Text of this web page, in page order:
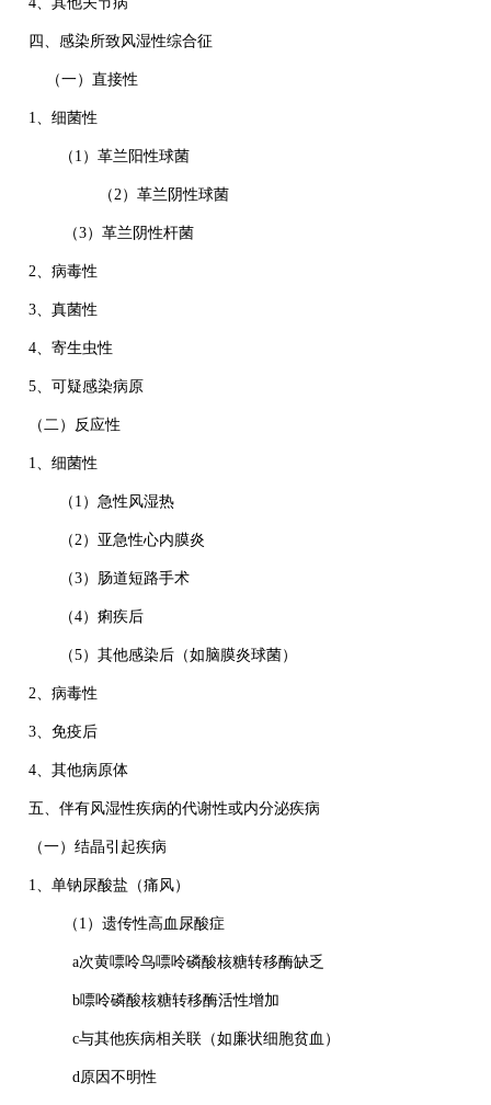
四、感染所致风湿性综合征
（一）直接性
1、细菌性
（1）革兰阳性球菌
（2）革兰阴性球菌
（3）革兰阴性杆菌
2、病毒性
3、真菌性
4、寄生虫性
5、可疑感染病原
（二）反应性
1、细菌性
（1）急性风湿热
（2）亚急性心内膜炎
（3）肠道短路手术
（4）痢疾后
（5）其他感染后（如脑膜炎球菌）
2、病毒性
3、免疫后
4、其他病原体
五、伴有风湿性疾病的代谢性或内分泌疾病
（一）结晶引起疾病
1、单钠尿酸盐（痛风）
（1）遗传性高血尿酸症
a次黄嘌呤鸟嘌呤磷酸核糖转移酶缺乏
b嘌呤磷酸核糖转移酶活性增加
c与其他疾病相关联（如廉状细胞贫血）
d原因不明性